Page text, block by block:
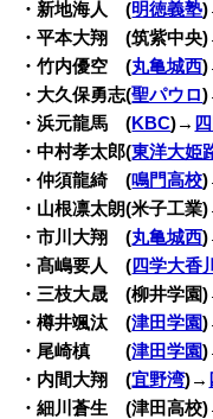
・新地海人 (明徳義塾
・平本大翔 (筑紫中央
・竹内優空 (丸亀城西
・大久保勇志(聖パウロ
・浜元龍馬 (KBC)→
・中村孝太郎(東洋大姫
・仲須龍綺 (鳴門高校
・山根凛太朗(米子工業
・市川大翔 (丸亀城西
・髙嶋要人 (四学大香
・三枝大晟 (柳井学園
・樽井颯汰 (津田学園
・尾崎槙 (津田学園
・内間大翔 (宜野湾)→
・細川蒼生 (津田高校